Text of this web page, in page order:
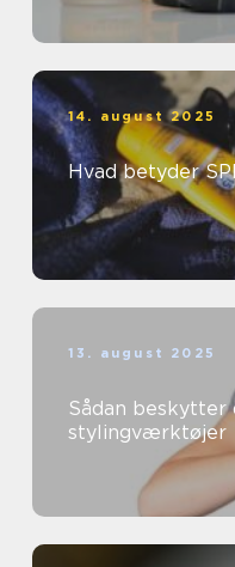
14. august 2025
Hvad betyder
13. august 2025
Sådan beskytter
stylingværktøjer